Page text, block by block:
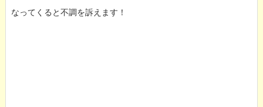
なってくると不調を訴えます！